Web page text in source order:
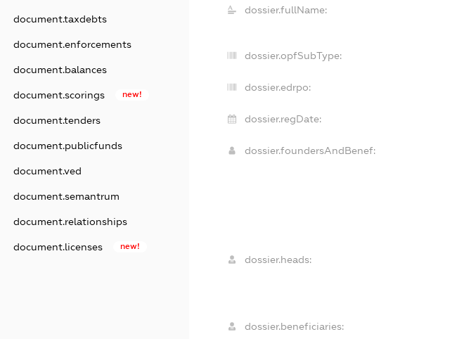
document.taxdebts
document.enforcements
document.balances
document.scorings new!
document.tenders
document.publicfunds
document.ved
document.semantrum
document.relationships
document.licenses new!
dossier.fullName:
dossier.opfSubType:
dossier.edrpo:
dossier.regDate:
dossier.foundersAndBenef:
dossier.heads:
dossier.beneficiaries: